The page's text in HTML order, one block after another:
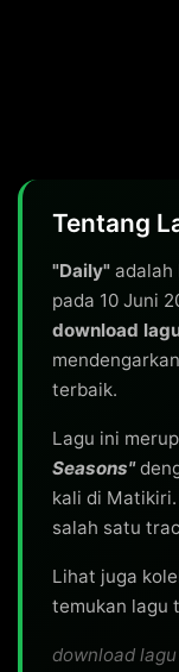
Tentang
"Daily" adalah
pada 10 Juni
download
terbaik.
Lagu ini
Seasons"
kali di
salah satu
Lihat juga
temukan lagu
download